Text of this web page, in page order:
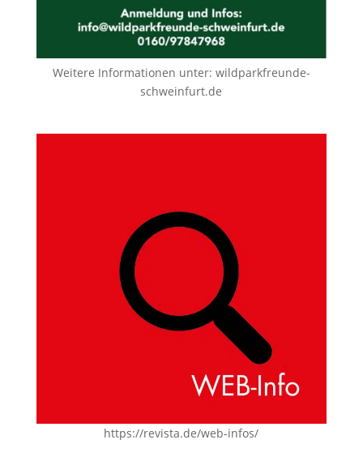
Weitere Informationen unter: wildparkfreunde-
schweinfurt.de
https://revista.de/web-infos/